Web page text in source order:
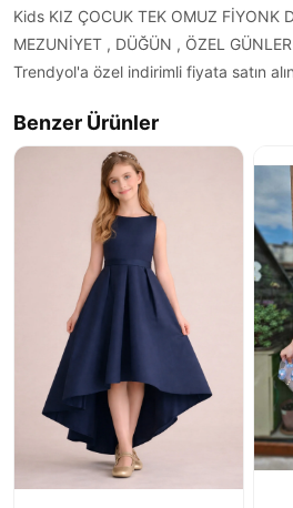
Kids KIZ ÇOCUK TEK OMUZ FİYONK
MEZUNİYET , DÜĞÜN , ÖZEL
Trendyol'a özel indirimli fiyata satın
Benzer Ürünler